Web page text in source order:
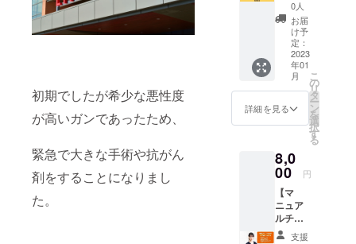
初期でしたが希少な悪性度
が高いガンであったため、
緊急で大きな手術や抗がん
剤をすることになりまし
た。
ル名を
付ける
3)グ
ラフを
作成す
る
グラフ
する
グ
編集す
る
4)Googl
eスプ
レッド
シート
を連帯
する。
Google
を使用
すると
きの注
意 1)
閲覧履
ログイ
ン ※
届けい
たしま
す。 ※
マニュ
アルの
ファイ
ル形式
グを修
正 3)
新しい
機能が
追加さ
れる
3.Word
の更新
の種類
バー
ジョン
アップ
2)メ
ジャー
バー
ジョン
1)議
事録
2)タス
ク管理
4:Notio
nの基本
を確認
1)
ページ
5:Notio
nででき
ること
1)ド
キュメ
ント作
成 2)
用した
ショー
ト動画
制作を
オンラ
インに
て受講
してい
ただけ
なの
で、90
じっく
りと制
作方法
を学ぶ
作 個
別講
座】
Instagr
am投稿
画像制
作の講
座を受
けられ
る権利
を使用
した制
作方法
をオン
ライン
にて受
講して
0人
お届
け予
定：
2023
年01
月
詳細を見る
こ
の
リ
タ
ー
ン
を
選
択
す
る
8,0
00 円
【マ
ニュア
ルチョ
イス支援